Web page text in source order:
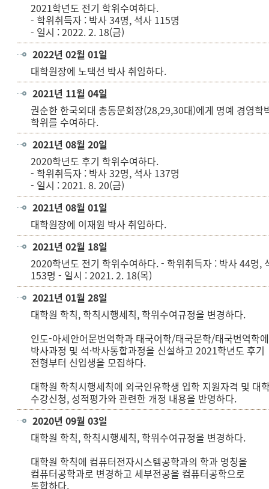
2021학년도 전기 학위수여하다.
- 학위취득자 : 박사 34명, 석사 115명
- 일시 : 2022. 2. 18(금)
2022년 02월 01일
대학원장에 노택선 박사 취임하다.
2021년 11월 04일
권순한 한국외대 총동문회장(28,29,30대)에게 명예 경영학
학위를 수여하다.
2021년 08월 20일
2020학년도 후기 학위수여하다.
- 학위취득자 : 박사 32명, 석사 137명
- 일시 : 2021. 8. 20(금)
2021년 08월 01일
대학원장에 이재원 박사 취임하다.
2021년 02월 18일
2020학년도 전기 학위수여하다. - 학위취득자 : 박사 44명,
153명 - 일시 : 2021. 2. 18(목)
2021년 01월 28일
대학원 학칙, 학칙시행세칙, 학위수여규정을 변경하다.
인도-아세안어문번역학과 태국어학/태국문학/태국번역학에
박사과정 및 석·박사통합과정을 신설하고 2021학년도 후기
전형부터 신입생을 모집하다.
대학원 학칙시행세칙에 외국인유학생 입학 지원자격 및 대
수강신청, 성적평가와 관련한 개정 내용을 반영하다.
2020년 09월 03일
대학원 학칙, 학칙시행세칙, 학위수여규정을 변경하다.
대학원 학칙에 컴퓨터전자시스템공학과의 학과 명칭을
컴퓨터공학과로 변경하고 세부전공을 컴퓨터공학으로
통합하다.